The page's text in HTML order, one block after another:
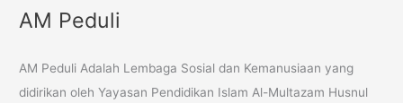
AM Peduli
AM Peduli Adalah Lembaga Sosial dan Kemanusiaan yang
didirikan oleh Yayasan Pendidikan Islam Al-Multazam Husnul